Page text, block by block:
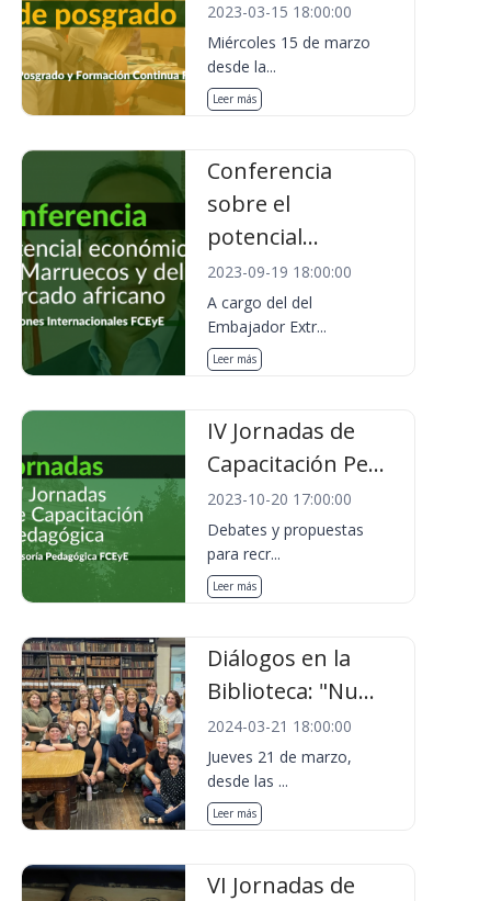
2023-03-15 18:00:00
Miércoles 15 de marzo
desde la...
Leer más
Conferencia
sobre el
potencial...
2023-09-19 18:00:00
A cargo del del
Embajador Extr...
Leer más
IV Jornadas de
Capacitación Pe...
2023-10-20 17:00:00
Debates y propuestas
para recr...
Leer más
Diálogos en la
Biblioteca: "Nu...
2024-03-21 18:00:00
Jueves 21 de marzo,
desde las ...
Leer más
VI Jornadas de